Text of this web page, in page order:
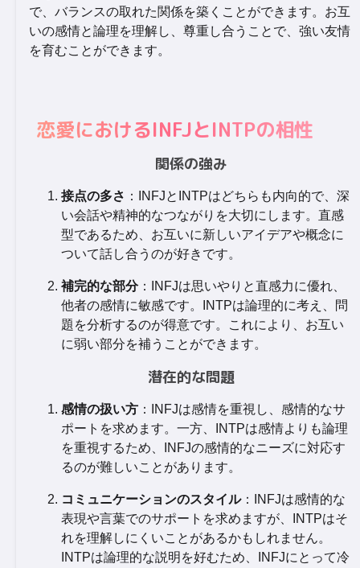
で、バランスの取れた関係を築くことができます。お互
いの感情と論理を理解し、尊重し合うことで、強い友情
を育むことができます。
恋愛におけるINFJとINTPの相性
関係の強み
接点の多さ ：INFJとINTPはどちらも内向的で、深
い会話や精神的なつながりを大切にします。直感
型であるため、お互いに新しいアイデアや概念に
ついて話し合うのが好きです。
補完的な部分：INFJは思いやりと直感力に優れ、
他者の感情に敏感です。INTPは論理的に考え、問
題を分析するのが得意です。これにより、お互い
に弱い部分を補うことができます。
潜在的な問題
感情の扱い方 ：INFJは感情を重視し、感情的なサ
ポートを求めます。一方、INTPは感情よりも論理
を重視するため、INFJの感情的なニーズに対応す
るのが難しいことがあります。
コミュニケーションのスタイル：INFJは感情的な
表現や言葉でのサポートを求めますが、INTPはそ
れを理解しにくいことがあるかもしれません。
INTPは論理的な説明を好むため、INFJにとって冷